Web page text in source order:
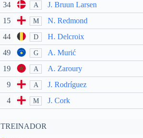
34 A J. Bruun Larsen
15 M N. Redmond
44 D H. Delcroix
49 G
A. Murić
19
A
A. Zaroury
9
A
J. Rodríguez
4
M J. Cork
TREINADOR